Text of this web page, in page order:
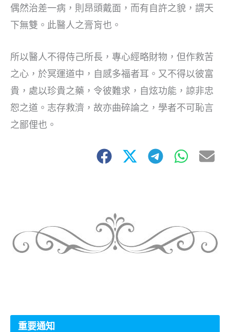
偶然治差一病，則昂頭戴面，而有自許之貌，謂天
下無雙。此醫人之膏肓也。
所以醫人不得侍己所長，專心經略財物，但作救苦
之心，於冥運道中，自感多福者耳。又不得以彼富
貴，處以珍貴之藥，令彼難求，自炫功能，諒非忠
恕之道。志存救濟，故亦曲碎論之，學者不可恥言
之鄙俚也。
重要通知